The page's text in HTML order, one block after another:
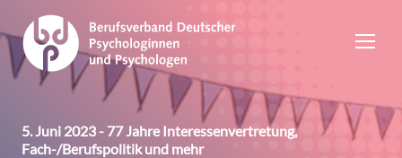
5. Juni 2023 - 77 Jahre Interessenvertretung,
Fach-/Berufspolitik und mehr